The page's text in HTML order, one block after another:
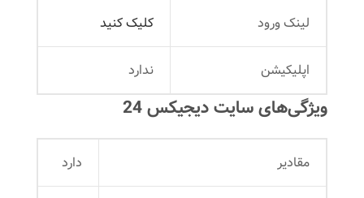
لینک ورود کلیک کنید
اپلیکیشن ندارد
ویژگی‌های سایت دیجیکس 24
مقادیر دارد